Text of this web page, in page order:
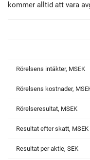
kommer alltid att vara
Rörelsens intäkter, MSEK
Rörelsens kostnader,
Rörelseresultat, MSEK
Resultat efter skatt, MSEK
Resultat per aktie, SEK